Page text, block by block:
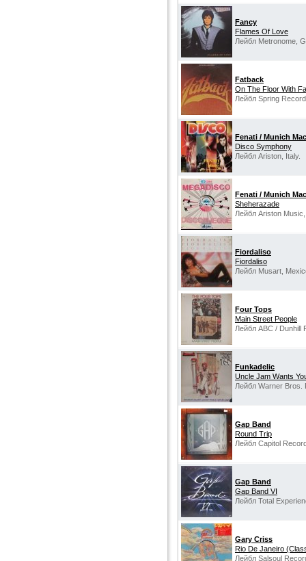
Fancy
Flames Of Love
Лейбл Metronome,
Fatback
On The Floor With
Лейбл Spring
Fenati / Munich
Disco Symphony
Лейбл Ariston, Italy.
Fenati / Munich
Sheherazade
Лейбл Ariston
Fiordaliso
Fiordaliso
Лейбл Musart,
Four Tops
Main Street People
Лейбл ABC / Dunhill
Funkadelic
Uncle Jam Wants
Лейбл Warner Bros.
Gap Band
Round Trip
Лейбл Capitol
Gap Band
Gap Band VI
Лейбл Total
Gary Criss
Rio De Janeiro
Лейбл Salsoul